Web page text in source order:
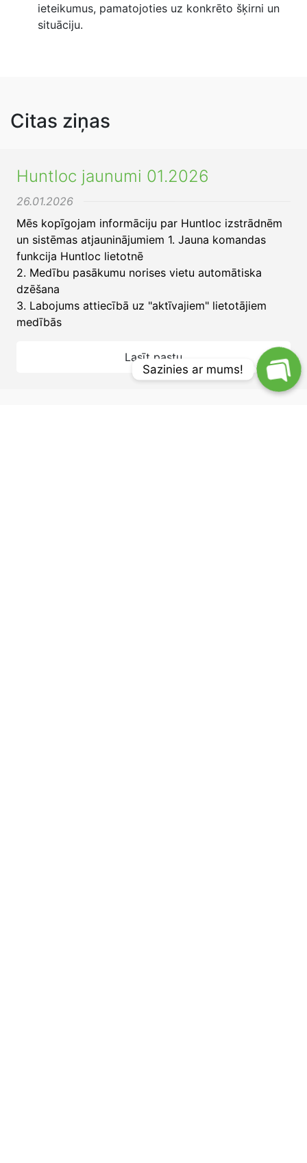
ieteikumus, pamatojoties uz konkrēto šķirni un
situāciju.
Citas ziņas
Huntloc jaunumi 01.2026
26.01.2026
Mēs kopīgojam informāciju par Huntloc izstrādnēm
un sistēmas atjauninājumiem 1. Jauna komandas
funkcija Huntloc lietotnē
2. Medību pasākumu norises vietu automātiska
dzēšana
3. Labojums attiecībā uz "aktīvajiem" lietotājiem
medībās
Lasīt pastu
Sazinies ar mums!